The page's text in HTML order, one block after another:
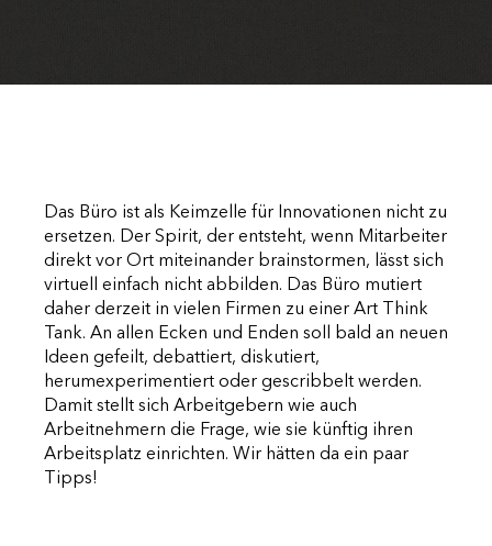
Das Büro ist als Keimzelle für Innovationen nicht zu
ersetzen. Der Spirit, der entsteht, wenn Mitarbeiter
direkt vor Ort miteinander brainstormen, lässt sich
virtuell einfach nicht abbilden. Das Büro mutiert
daher derzeit in vielen Firmen zu einer Art Think
Tank. An allen Ecken und Enden soll bald an neuen
Ideen gefeilt, debattiert, diskutiert,
herumexperimentiert oder gescribbelt werden.
Damit stellt sich Arbeitgebern wie auch
Arbeitnehmern die Frage, wie sie künftig ihren
Arbeitsplatz einrichten. Wir hätten da ein paar
Tipps!